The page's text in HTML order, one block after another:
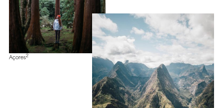
Açores2